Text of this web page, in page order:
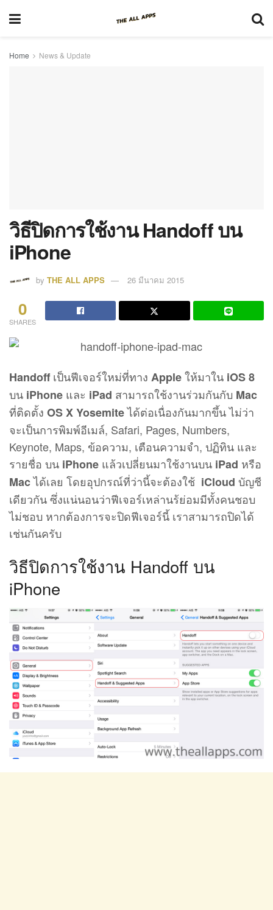
Home News & Update
วิธีปิดการใช้งาน Handoff บน
iPhone
by THE ALL APPS 26 มีนาคม 2015
0
SHARES
Handoffเป็นฟีเจอร์ใหม่ที่ทาง Appleให้มาใน iOS 8
บน iPhone และ iPad สามารถใช้งานร่วมกันกับ Mac
ที่ติดตั้ง OS X Yosemiteได้ต่อเนื่องกันมากขึ้น ไม่ว่า
จะเป็นการพิมพ์อีเมล์, Safari, Pages, Numbers,
Keynote, Maps, ข้อความ, เตือนความจำ, ปฏิทิน และ
รายชื่อ บน iPhone แล้วเปลี่ยนมาใช้งานบน iPad หรือ
Macได้เลย โดยอุปกรณ์ที่ว่านี้จะต้องใช้ iCloud บัญชี
เดียวกัน ซึ่งแน่นอนว่าฟีเจอร์เหล่านร้ย่อมมีทั้งคนชอบ
ไม่ชอบ หากต้องการจะปิดฟีเจอร์นี้ เราสามารถปิดได้
เช่นกันครับ
วิธีปิดการใช้งาน Handoff บน
iPhone